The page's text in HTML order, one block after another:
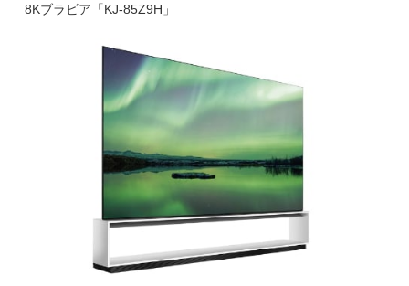
8Kブラビア「KJ-85Z9H」